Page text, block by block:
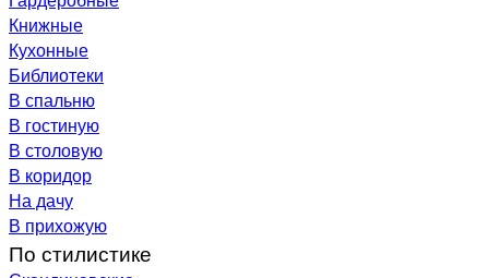
Книжные
Кухонные
Библиотеки
В спальню
В гостиную
В столовую
В коридор
На дачу
В прихожую
По стилистике